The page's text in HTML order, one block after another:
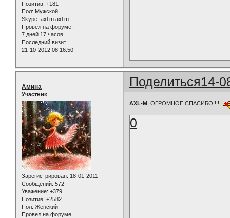
Позитив: +181
Пол: Мужской
Skype: axl.m.axl.m
Провел на форуме:
7 дней 17 часов
Последний визит:
21-10-2012 08:16:50
Поделиться14-
Амина
Участник
Зарегистрирован: 18-01-2011
Сообщений: 572
Уважение: +379
Позитив: +2582
Пол: Женский
Провел на форуме:
AXL-M , ОГРОМНОЕ СПАСИБО!!!!
0